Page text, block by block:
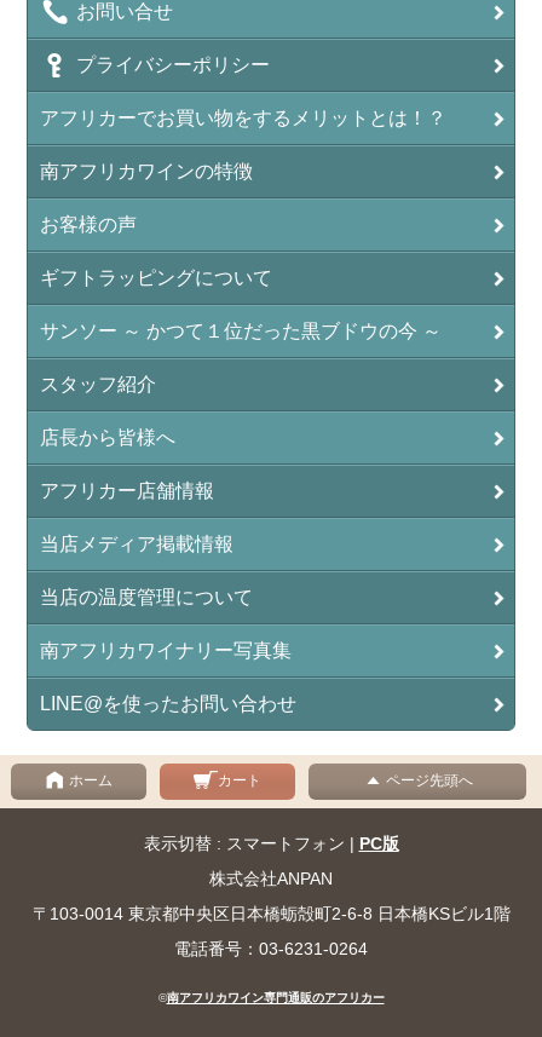
お問い合せ
プライバシーポリシー
アフリカーでお買い物をするメリットとは！？
南アフリカワインの特徴
お客様の声
ギフトラッピングについて
サンソー ～ かつて１位だった黒ブドウの今 ～
スタッフ紹介
店長から皆様へ
アフリカー店舗情報
当店メディア掲載情報
当店の温度管理について
南アフリカワイナリー写真集
LINE@を使ったお問い合わせ
ホーム カート ページ先頭へ
表示切替 : スマートフォン | PC版
株式会社ANPAN
〒103-0014 東京都中央区日本橋蛎殻町2-6-8 日本橋KSビル1階
電話番号：03-6231-0264
©南アフリカワイン専門通販のアフリカー